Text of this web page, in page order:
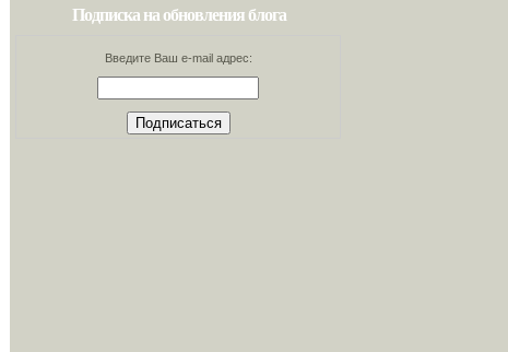
Подписка на обновления блога
Введите Ваш e-mail адрес: